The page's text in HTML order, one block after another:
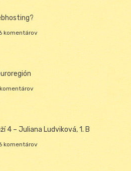
komentárov
4 – Juliana Ludviková, 1. B
komentárov